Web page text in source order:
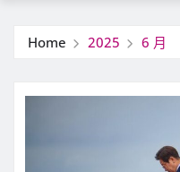
Home 2025 6 月